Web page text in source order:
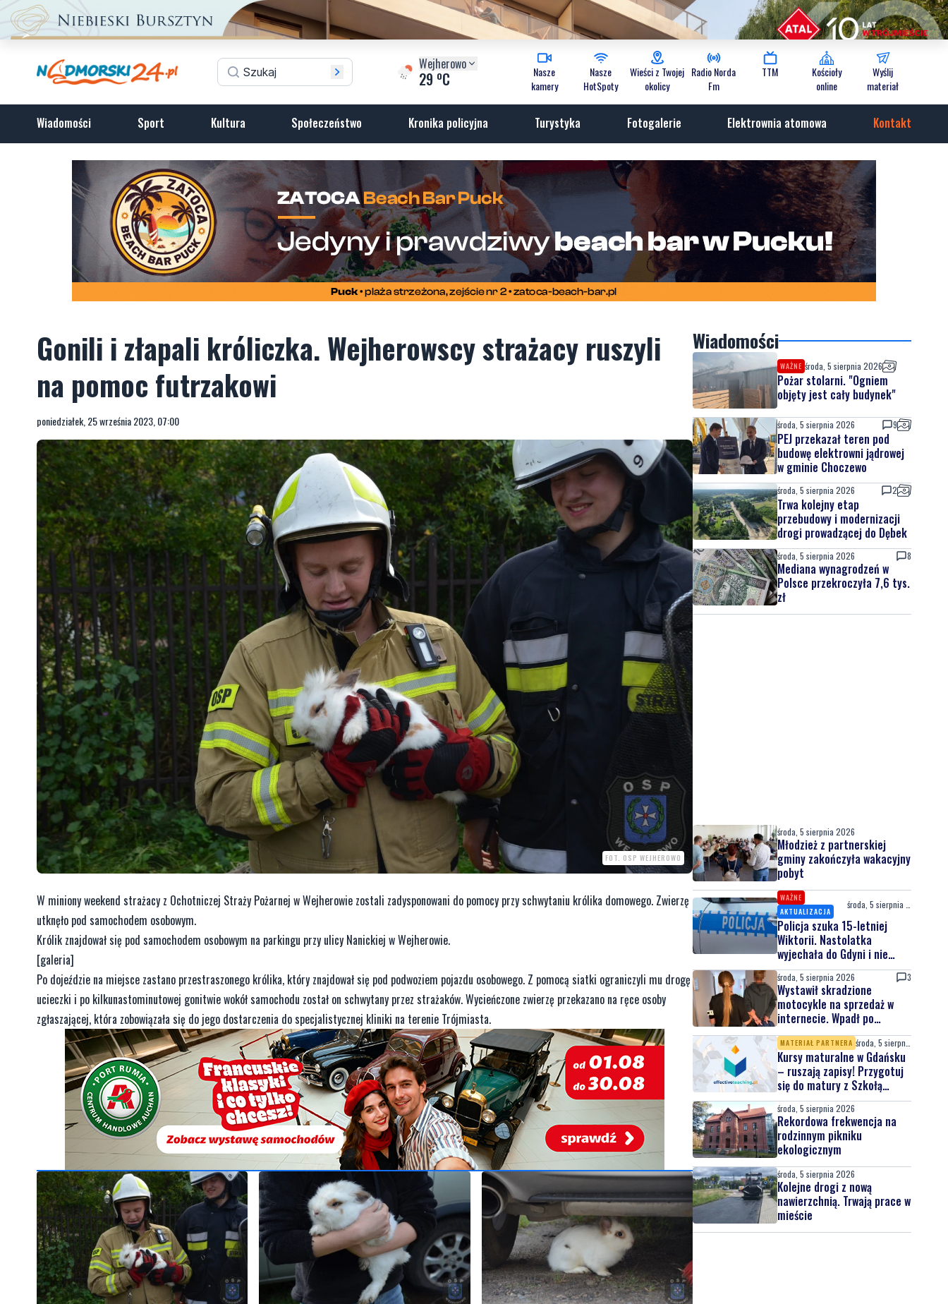
Wejherowo
29 oC
Nasze
kamery
Nasze
HotSpoty
Wieści z Twojej
okolicy
Radio Norda
Fm
TTM
Kościoły
online
Wyślij
materiał
Wiadomości Sport Kultura Społeczeństwo Kronika policyjna Turystyka Fotogalerie Elektrownia atomowa Kontakt
Gonili i złapali króliczka. Wejherowscy strażacy ruszyli
na pomoc futrzakowi
poniedziałek, 25 września 2023, 07:00
FOT. OSP WEJHEROWO
W miniony weekend strażacy z Ochotniczej Straży Pożarnej w Wejherowie zostali zadysponowani do pomocy przy schwytaniu królika domowego. Zwierzę
utknęło pod samochodem osobowym.
Królik znajdował się pod samochodem osobowym na parkingu przy ulicy Nanickiej w Wejherowie.
[galeria]
Po dojeździe na miejsce zastano przestraszonego królika, który znajdował się pod podwoziem pojazdu osobowego. Z pomocą siatki ograniczyli mu drogę
ucieczki i po kilkunastominutowej gonitwie wokół samochodu został on schwytany przez strażaków. Wycieńczone zwierzę przekazano na ręce osoby
zgłaszającej, która zobowiązała się do jego dostarczenia do specjalistycznej kliniki na terenie Trójmiasta.
Wiadomości
WAŻNE środa, 5 sierpnia 2026
Pożar stolarni. "Ogniem
objęty jest cały budynek"
środa, 5 sierpnia 2026 9
PEJ przekazał teren pod
budowę elektrowni jądrowej
w gminie Choczewo
środa, 5 sierpnia 2026 2
Trwa kolejny etap
przebudowy i modernizacji
drogi prowadzącej do Dębek
środa, 5 sierpnia 2026 8
Mediana wynagrodzeń w
Polsce przekroczyła 7,6 tys.
zł
środa, 5 sierpnia 2026
Młodzież z partnerskiej
gminy zakończyła wakacyjny
pobyt
WAŻNE
AKTUALIZACJA
Policja szuka 15-letniej
Wiktorii. Nastolatka
wyjechała do Gdyni i nie
wróciła
środa, 5 sierpnia 2026 3
Wystawił skradzione
motocykle na sprzedaż w
internecie. Wpadł po
zgłoszeniu właściciela
MATERIAŁ PARTNERA
Kursy maturalne w Gdańsku
– ruszają zapisy! Przygotuj
się do matury z Szkołą
Effective Teaching!
środa, 5 sierpnia 2026
Rekordowa frekwencja na
rodzinnym pikniku
ekologicznym
środa, 5 sierpnia 2026
Kolejne drogi z nową
nawierzchnią. Trwają prace w
mieście